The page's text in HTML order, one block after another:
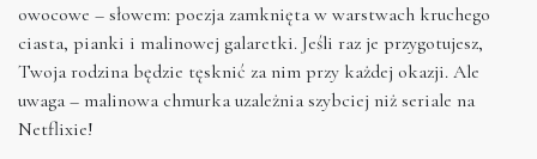
owocowe – słowem: poezja zamknięta w warstwach kruchego
ciasta, pianki i malinowej galaretki. Jeśli raz je przygotujesz,
Twoja rodzina będzie tęsknić za nim przy każdej okazji. Ale
uwaga – malinowa chmurka uzależnia szybciej niż seriale na
Netflixie!